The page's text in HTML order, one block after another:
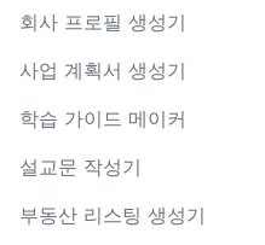
회사 프로필 생성기
사업 계획서 생성기
학습 가이드 메이커
설교문 작성기
부동산 리스팅 생성기